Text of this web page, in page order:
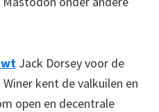
Jack Dorsey voor de
kent de valkuilen en
open en decentrale